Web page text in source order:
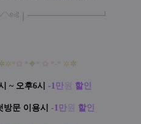
━━━━━━━━┛
✲ ❖ ✲✲
~ 오후6시 -1 만원 할인
방문 이용시 -1 만원 할인